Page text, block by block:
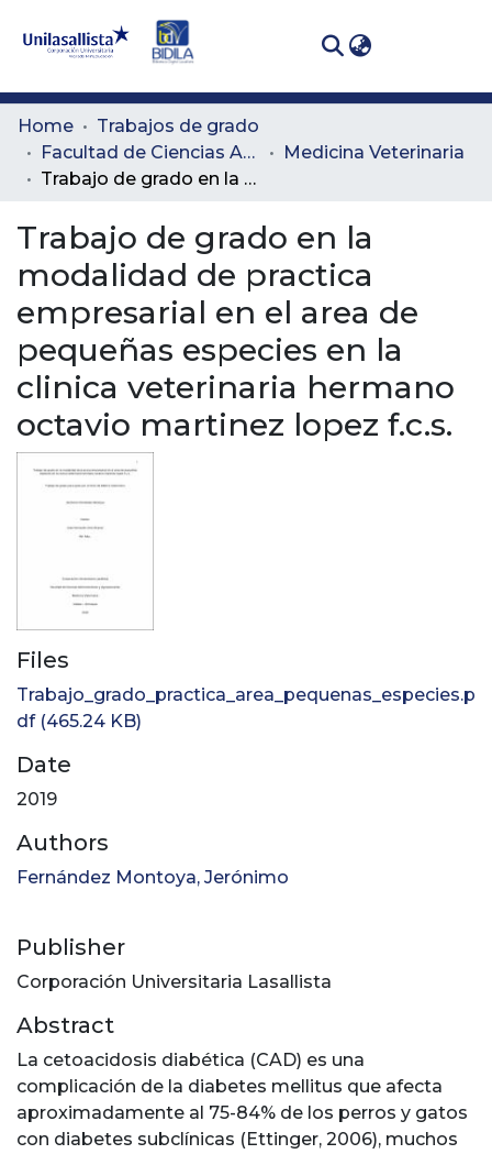
Communities
& Collections
All of DSpace
Statistics
Home
Trabajos de grado
Facultad de Ciencias Administrativas y Agropecuarias
Medicina Veterinaria
Trabajo de grado en la modalidad de practica empresarial en el area de pequeñas especies en la clinica veterinaria hermano octavio martinez lopez f.c.s.
Trabajo de grado en la
modalidad de practica
empresarial en el area de
pequeñas especies en la
clinica veterinaria hermano
octavio martinez lopez f.c.s.
Files
Trabajo_grado_practica_area_pequenas_especies.p
df(465.24 KB)
Date
2019
Authors
Fernández Montoya, Jerónimo
Publisher
Corporación Universitaria Lasallista
Abstract
La cetoacidosis diabética (CAD) es una
complicación de la diabetes mellitus que afecta
aproximadamente al 75-84% de los perros y gatos
con diabetes subclínicas (Ettinger, 2006), muchos